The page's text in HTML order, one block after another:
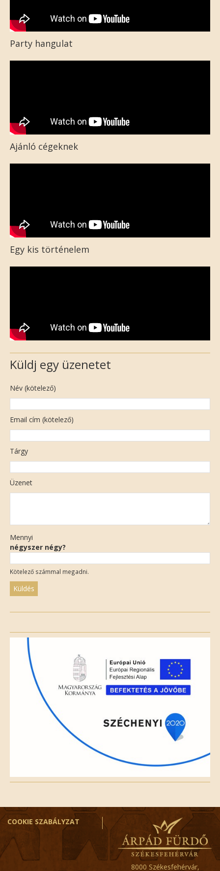
Party hangulat
Ajánló cégeknek
Egy kis történelem
Küldj egy üzenetet
Név (kötelező)
Email cím (kötelező)
Tárgy
Üzenet
Mennyi
négyszer négy?
Kötelező számmal megadni.
field
empty.
COOKIE SZABÁLYZAT
8000 Székesfehérvár,